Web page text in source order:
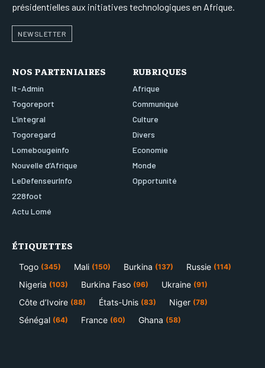
présidentielles aux initiatives technologiques en Afrique.
NEWSLETTER
NOS PARTENIAIRES
It-Admin
Togoreport
L’integral
Togoregard
Lomebougeinfo
Nouvelle d’Afrique
LeDefenseurInfo
228foot
Actu Lomé
RUBRIQUES
Afrique
Communiqué
Culture
Divers
Economie
Monde
Opportunité
ÉTIQUETTES
Togo (345) Mali (150) Burkina (137) Russie (114)
Nigeria (103) Burkina Faso (96) Ukraine (91)
Côte d’Ivoire (88) États-Unis (83) Niger (78)
Sénégal (64) France (60) Ghana (58)